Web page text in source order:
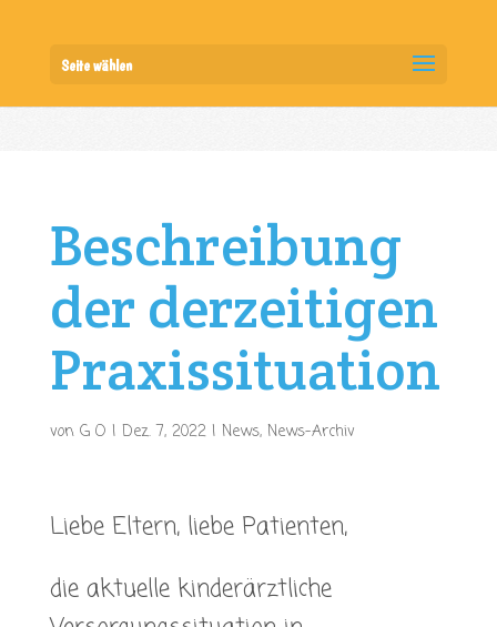
Seite wählen
Beschreibung
der derzeitigen
Praxissituation
von G O | Dez. 7, 2022| News, News-Archiv
Liebe Eltern, liebe Patienten,
die aktuelle kinderärztliche